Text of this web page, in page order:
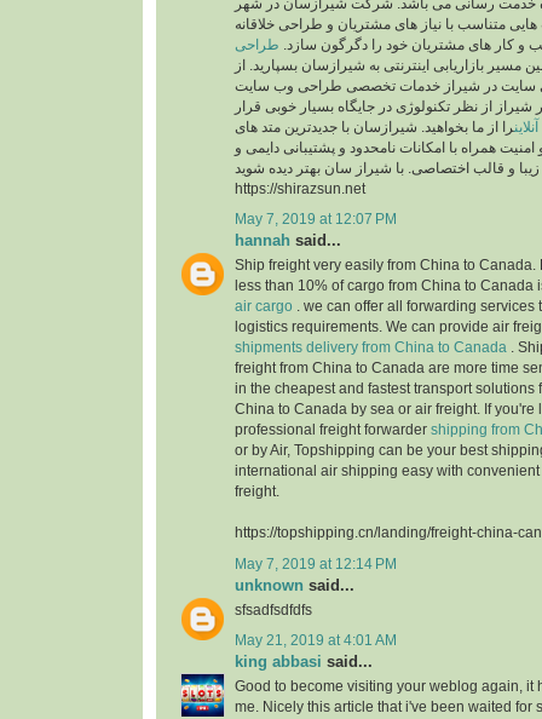
خدمت رسانی می باشد. شرکت شیرازسان در شهر
متناسب با نیاز های مشتریان و طراحی خلاقانه
و کار های مشتریان خود را دگرگون سازد. طراحی
مسیر بازاریابی اینترنتی به شیرازسان بسپارید. از
سایت در شیراز خدمات تخصصی طراحی وب سایت
شیراز از نظر تکنولوژی در جایگاه بسیار خوبی قرار
را از ما بخواهید. شیرازسان با جدیدترین متد های
امنیت همراه با امکانات نامحدود و پشتیبانی دایمی و
https://shirazsun.net
May 7, 2019 at 12:07 PM
hannah said...
Ship freight very easily from China to Canada.
less than 10% of cargo from China to Canada
air cargo . we can offer all forwarding services
logistics requirements. We can provide air
shipments delivery from China to Canada .
freight from China to Canada are more time
in the cheapest and fastest transport solutions
China to Canada by sea or air freight. If you're
professional freight forwarder shipping from
or by Air, Topshipping can be your best
international air shipping easy with
freight.
https://topshipping.cn/landing/freight-china-
May 7, 2019 at 12:14 PM
unknown said...
sfsadfsdfdfs
May 21, 2019 at 4:01 AM
king abbasi said...
Good to become visiting your weblog again, it
me. Nicely this article that i've been waited for